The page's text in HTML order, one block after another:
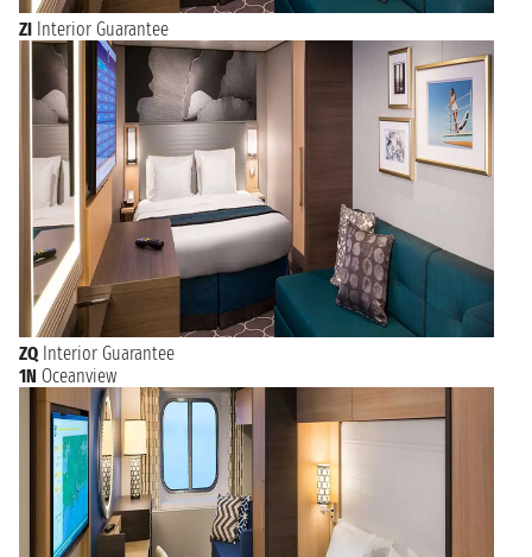
ZI Interior Guarantee
ZQ Interior Guarantee
1N Oceanview